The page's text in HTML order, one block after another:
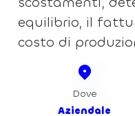
equilibrio, il
costo di
Dove
Aziendale